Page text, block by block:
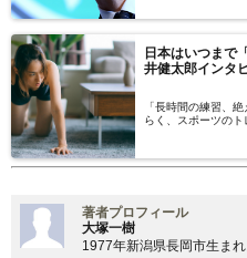
入学資格を持って
ン在住の鈴木達朗
日本はいつまで
井健太郎インタ
「長時間の練習、
らく、スポーツの
る事故、罰走を課
ュースが後を絶ち
一樹)
著者プロフィール
大塚一樹
1977年新潟県長岡市生ま